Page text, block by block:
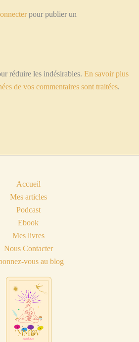
pour publier un
réduire les indésirables. En savoir plus
de vos commentaires sont traitées.
Accueil
Mes articles
Podcast
Ebook
Mes livres
Nous Contacter
vous au blog